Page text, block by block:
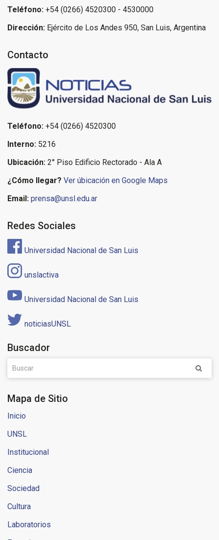
Teléfono: +54 (0266) 4520300 - 4530000
Dirección: Ejército de Los Andes 950, San Luis, Argentina
Contacto
Teléfono: +54 (0266) 4520300
Interno: 5216
Ubicación: 2° Piso Edificio Rectorado - Ala A
¿Cómo llegar? Ver úbicación en Google Maps
Email: prensa@unsl.edu.ar
Redes Sociales
Universidad Nacional de San Luis
unslactiva
Universidad Nacional de San Luis
noticiasUNSL
Buscador
Mapa de Sitio
Inicio
UNSL
Institucional
Ciencia
Sociedad
Cultura
Laboratorios